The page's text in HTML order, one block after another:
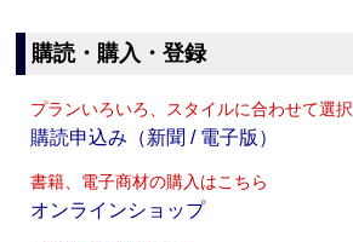
購読・購入・登録
プランいろいろ、スタイルに合わせて選択
購読申込み（新聞 / 電子版）
書籍、電子商材の購入はこちら
オンラインショップ